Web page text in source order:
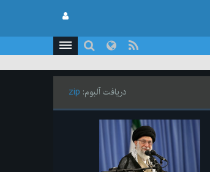
دریافت آلبوم: zip